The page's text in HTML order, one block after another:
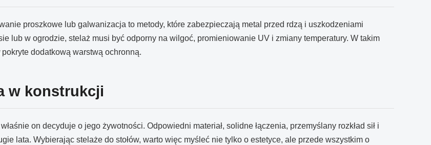
proszkowe lub galwanizacja to metody, które zabezpieczają metal przed rdzą i uszkodzeniami
lub w ogrodzie, stelaż musi być odporny na wilgoć, promieniowanie UV i zmiany temperatury. W takim
pokryte dodatkową warstwą ochronną.
w konstrukcji
on decyduje o jego żywotności. Odpowiedni materiał, solidne łączenia, przemyślany rozkład sił i
lata. Wybierając stelaże do stołów, warto więc myśleć nie tylko o estetyce, ale przede wszystkim o